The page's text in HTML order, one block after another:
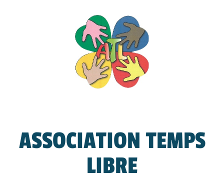
ASSOCIATION TEMPS
LIBRE